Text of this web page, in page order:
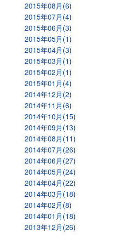
2015年08月(6)
2015年07月(4)
2015年06月(3)
2015年05月(1)
2015年04月(3)
2015年03月(1)
2015年02月(1)
2015年01月(4)
2014年12月(2)
2014年11月(6)
2014年10月(15)
2014年09月(13)
2014年08月(11)
2014年07月(26)
2014年06月(27)
2014年05月(24)
2014年04月(22)
2014年03月(18)
2014年02月(8)
2014年01月(18)
2013年12月(26)